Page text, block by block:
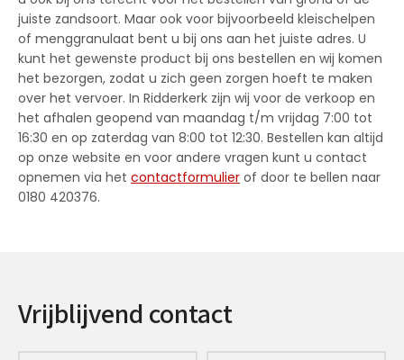
juiste zandsoort. Maar ook voor bijvoorbeeld kleischelpen
of menggranulaat bent u bij ons aan het juiste adres. U
kunt het gewenste product bij ons bestellen en wij komen
het bezorgen, zodat u zich geen zorgen hoeft te maken
over het vervoer. In Ridderkerk zijn wij voor de verkoop en
het afhalen geopend van maandag t/m vrijdag 7:00 tot
16:30 en op zaterdag van 8:00 tot 12:30. Bestellen kan altijd
op onze website en voor andere vragen kunt u contact
opnemen via het contactformulier of door te bellen naar
0180 420376.
Vrijblijvend contact